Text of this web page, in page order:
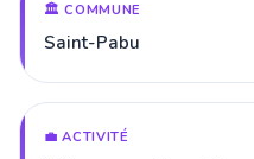
🏛️ COMMUNE
Saint-Pabu
💼 ACTIVITÉ